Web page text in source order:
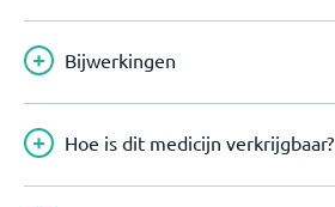
Bijwerkingen
Hoe is dit medicijn verkrijgbaar?